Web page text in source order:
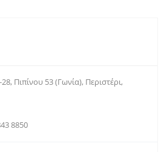
Πιπίνου 53 (Γωνία), Περιστέρι,
8850